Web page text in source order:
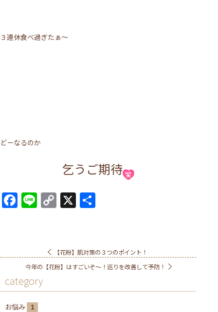
３連休食べ過ぎたぁ～
どーなるのか
乞うご期待
Facebook
LineCopy
Link
X
【花粉】肌対策の３つのポイント！
今年の【花粉】はすごいぞ～！巡りを改善して予防！
category
お悩み 1